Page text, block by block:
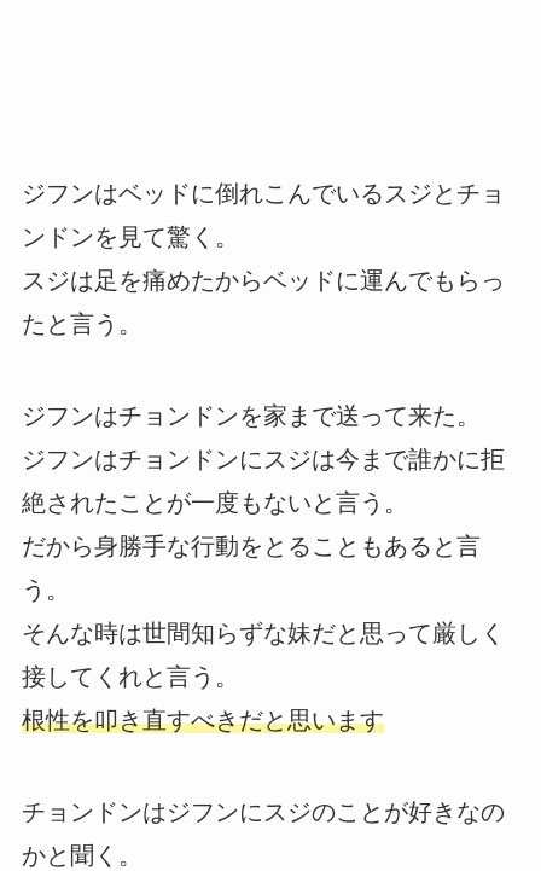
ジフンはベッドに倒れこんでいるスジとチョ
ンドンを見て驚く。
スジは足を痛めたからベッドに運んでもらっ
たと言う。
ジフンはチョンドンを家まで送って来た。
ジフンはチョンドンにスジは今まで誰かに拒
絶されたことが一度もないと言う。
だから身勝手な行動をとることもあると言
う。
そんな時は世間知らずな妹だと思って厳しく
接してくれと言う。
根性を叩き直すべきだと思います
チョンドンはジフンにスジのことが好きなの
かと聞く。